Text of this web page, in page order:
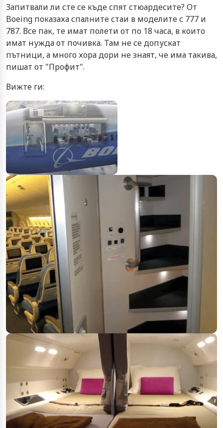
Запитвали ли сте се къде спят стюардесите? От
Boeing показаха спалните стаи в моделите с 777 и
787. Все пак, те имат полети от по 18 часа, в които
имат нужда от почивка. Там не се допускат
пътници, а много хора дори не знаят, че има такива,
пишат от "Профит".
Вижте ги: